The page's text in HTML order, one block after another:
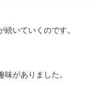
いていくのです。
がありました。